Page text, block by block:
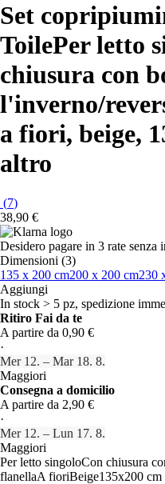
Set
ToilePer letto
chiusura con
l'inverno/
a fiori, beige,
altro
(7)
38,90 €
Desidero pagare in 3 rate senza
Dimensioni (3)
135 x 200 cm200 x 200 cm230
Aggiungi
In stock > 5 pz, spedizione
Ritiro Fai da te
A partire da 0,90 €
·
Mer 12. – Mar 18. 8.
Maggiori
Consegna a domicilio
A partire da 2,90 €
·
Mer 12. – Lun 17. 8.
Maggiori
Per letto singoloCon chiusura
flanellaA fioriBeige135x200 cm